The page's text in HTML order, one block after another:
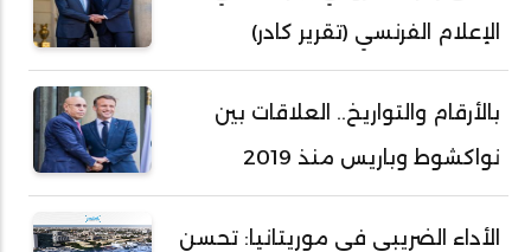
أحمد سالم بكار
أحمد سالم ولد بده
أحمد سالم ولد بكار
أحمد سيد أحمد أج
الإعلام الفرنسي (تقرير كادر)
بالأرقام والتواريخ.. العلاقات بين
نواكشوط وباريس منذ 2019
الأداء الضريبي في موريتانيا: تحسن